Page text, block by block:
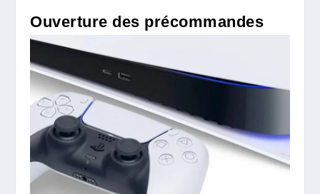
Ouverture des précommandes